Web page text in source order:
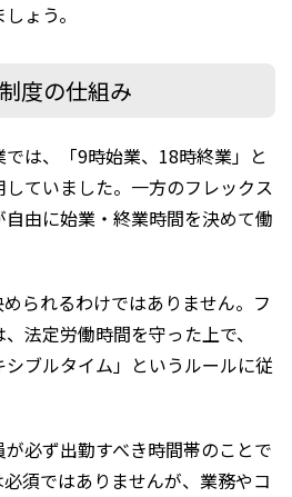
ょう。
度の仕組み
は、「9時始業、18時終業」と
ていました。一方のフレックス
由に始業・終業時間を決めて働
られるわけではありません。フ
法定労働時間を守った上で、
シブルタイム」というルールに従
必ず出勤すべき時間帯のことで
須ではありませんが、業務やコ